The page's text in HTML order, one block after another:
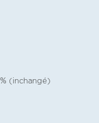
(inchangé)